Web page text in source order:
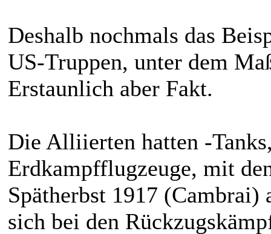
Deshalb nochmals das
US-Truppen, unter dem
Erstaunlich aber Fakt.
Die Alliierten hatten -
Erdkampfflugzeuge, mit
Spätherbst 1917 (Cambrai)
sich bei den